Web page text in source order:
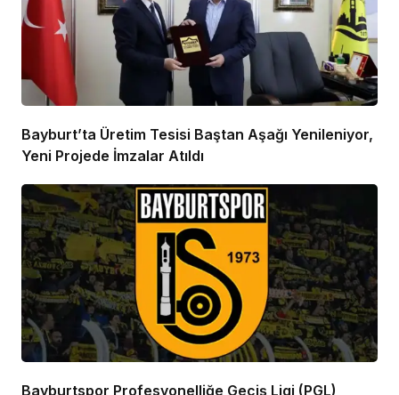
Bayburt’ta Üretim Tesisi Baştan Aşağı Yenileniyor,
Yeni Projede İmzalar Atıldı
Bayburtspor Profesyonelliğe Geçiş Ligi (PGL)